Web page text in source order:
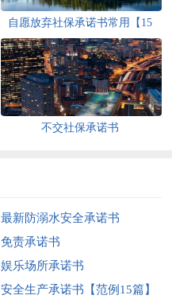
自愿放弃社保承诺书常用【15
篇】
不交社保承诺书
最新防溺水安全承诺书
免责承诺书
娱乐场所承诺书
安全生产承诺书【范例15篇】